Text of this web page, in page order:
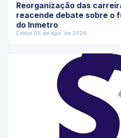
Reorganização das
reacende debate sobre o
do Inmetro
Editor·05 de ago. de 2026